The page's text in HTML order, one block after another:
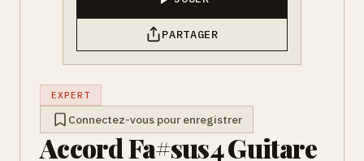
PARTAGER
EXPERT
Connectez-vous pour enregistrer
Accord Fa#sus4 Guitare